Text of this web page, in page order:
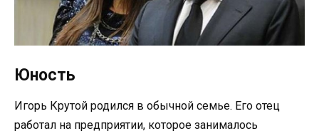
Юность
Игорь Крутой родился в обычной семье. Его отец
работал на предприятии, которое занималось